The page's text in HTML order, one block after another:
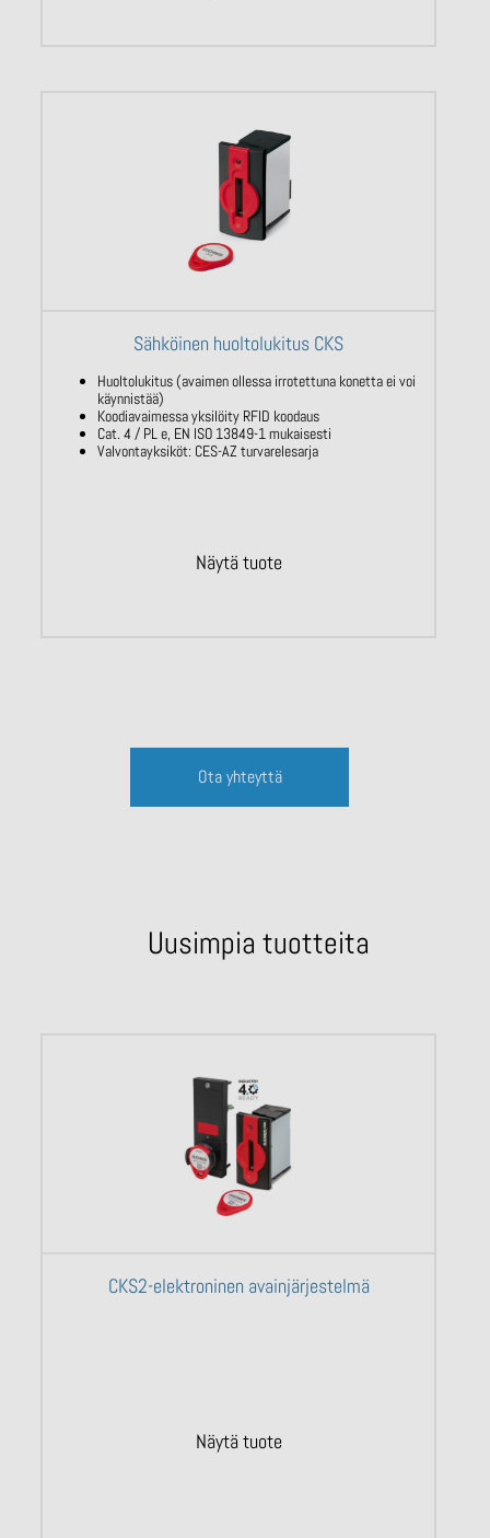
Sähköinen huoltolukitus CKS
Huoltolukitus (avaimen ollessa irrotettuna konetta ei voi
käynnistää)
Koodiavaimessa yksilöity RFID koodaus
Cat. 4 / PL e, EN ISO 13849-1 mukaisesti
Valvontayksiköt: CES-AZ turvarelesarja
Näytä tuote
Ota yhteyttä
Uusimpia tuotteita
CKS2-elektroninen avainjärjestelmä
Näytä tuote